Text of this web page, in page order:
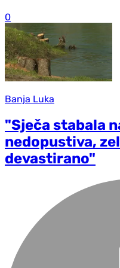
0
Banja Luka
"Sječa stabala
nedopustiva,
devastirano"